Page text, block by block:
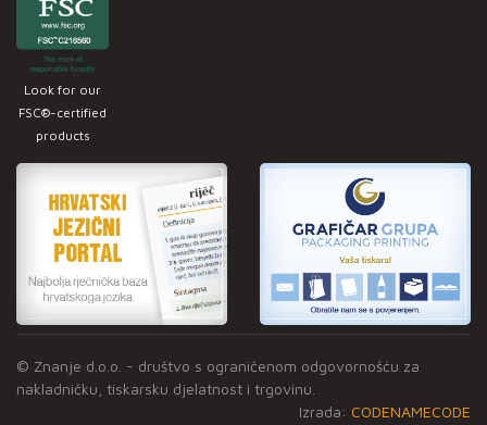
Look for our
FSC®-certified
products
© Znanje d.o.o. - društvo s ograničenom odgovornošću za
nakladničku, tiskarsku djelatnost i trgovinu.
Izrada: CODENAMECODE